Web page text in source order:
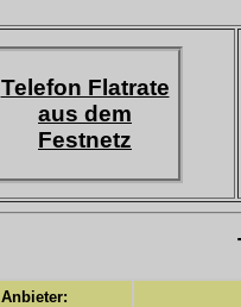
Telefon Flatrate
aus dem
Festnetz
Anbieter: